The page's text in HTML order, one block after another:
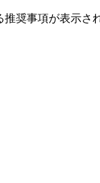
推奨事項が表示さ